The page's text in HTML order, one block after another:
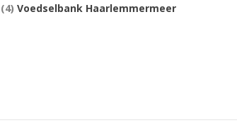
(4) Voedselbank Haarlemmermeer